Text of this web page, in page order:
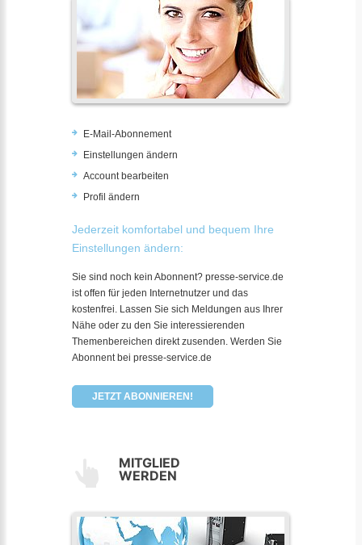
E-Mail-Abonnement
Einstellungen ändern
Account bearbeiten
Profil ändern
Jederzeit komfortabel und bequem Ihre
Einstellungen ändern:
Sie sind noch kein Abonnent? presse-service.de
ist offen für jeden Internetnutzer und das
kostenfrei. Lassen Sie sich Meldungen aus Ihrer
Nähe oder zu den Sie interessierenden
Themenbereichen direkt zusenden. Werden Sie
Abonnent bei presse-service.de
JETZT ABONNIEREN!
MITGLIED
WERDEN